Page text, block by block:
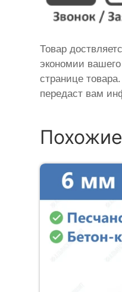
Товар
экономии
странице
передаст вам